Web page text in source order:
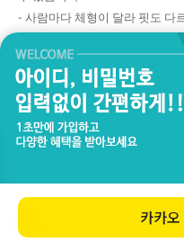
카카오